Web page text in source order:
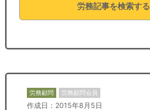
経済ニュース
飲食店情報
労務記事を検索する
労務顧問 労務顧問会員
作成日：2015年8月5日